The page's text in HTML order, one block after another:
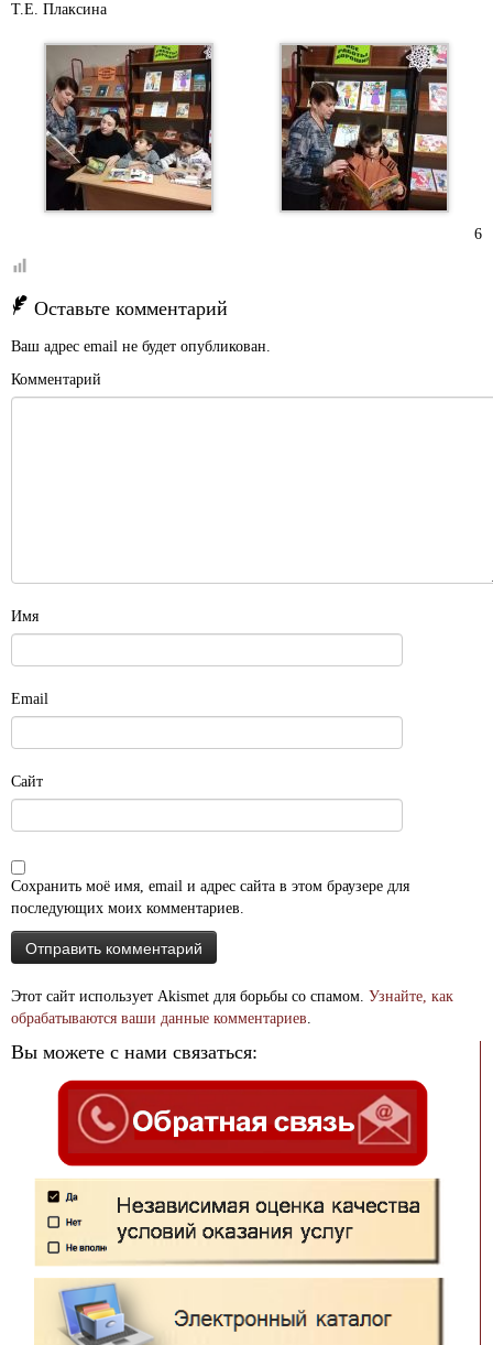
Т.Е. Плаксина
6
Оставьте комментарий
Ваш адрес email не будет опубликован.
Комментарий
Имя
Email
Сайт
Сохранить моё имя, email и адрес сайта в этом браузере для
последующих моих комментариев.
Этот сайт использует Akismet для борьбы со спамом. Узнайте, как
обрабатываются ваши данные комментариев.
Вы можете с нами связаться: